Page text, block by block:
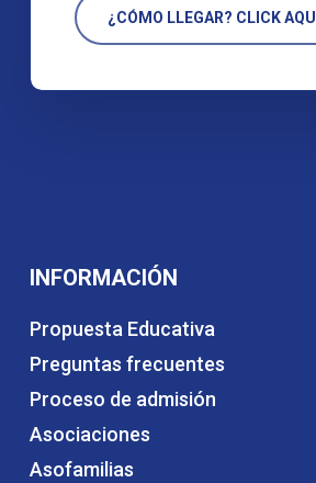
¿CÓMO LLEGAR? CLICK AQUÍ
INFORMACIÓN
Propuesta Educativa
Preguntas frecuentes
Proceso de admisión
Asociaciones
Asofamilias